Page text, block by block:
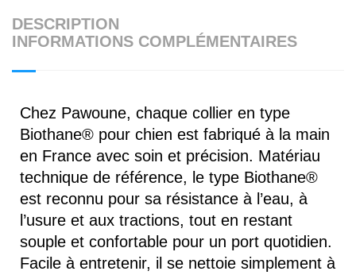
DESCRIPTION
INFORMATIONS COMPLÉMENTAIRES
Chez Pawoune, chaque collier en type
Biothane® pour chien est fabriqué à la main
en France avec soin et précision. Matériau
technique de référence, le type Biothane®
est reconnu pour sa résistance à l’eau, à
l’usure et aux tractions, tout en restant
souple et confortable pour un port quotidien.
Facile à entretenir, il se nettoie simplement à